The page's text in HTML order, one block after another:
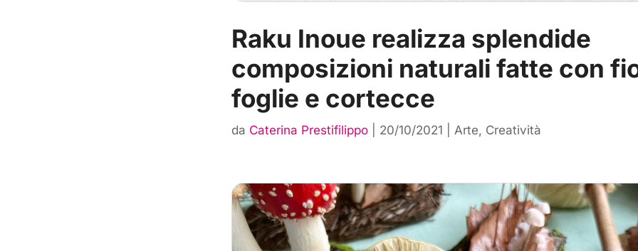
Raku Inoue realizza splendide
composizioni naturali fatte con
foglie e cortecce
da Caterina Prestifilippo 20/10/2021 Arte, Creatività